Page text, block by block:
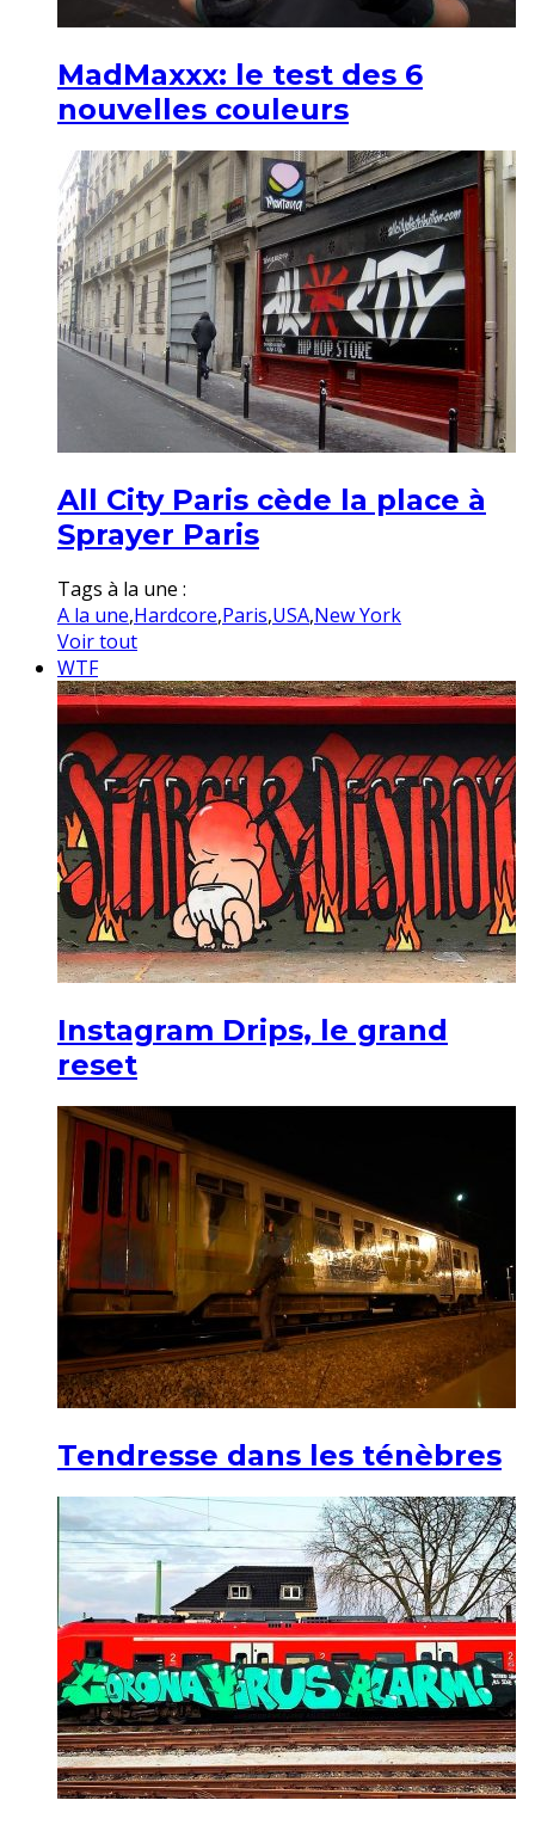
MadMaxxx: le test des 6
nouvelles couleurs
All City Paris cède la place à
Sprayer Paris
Tags à la une :
A la une,Hardcore,Paris,USA,New York
Voir tout
WTF
Instagram Drips, le grand
reset
Tendresse dans les ténèbres